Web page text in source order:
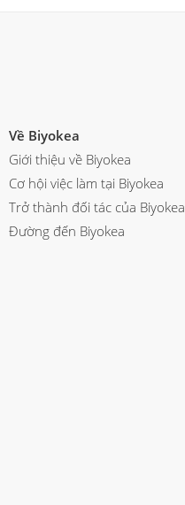
Về Biyokea
Giới thiệu về Biyokea
Cơ hội việc làm tại Biyokea
Trở thành đối tác của Biyokea
Đường đến Biyokea